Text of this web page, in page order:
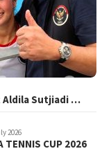
Aldila Sutjiadi …
2026
TENNIS CUP 2026